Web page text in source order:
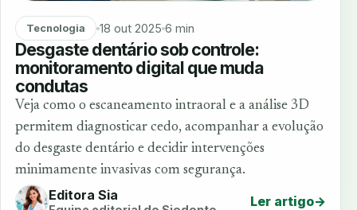
Tecnologia 18 out 2025 6 min
Desgaste dentário sob controle:
monitoramento digital que muda
condutas
Veja como o escaneamento intraoral e a análise 3D
permitem diagnosticar cedo, acompanhar a evolução
do desgaste dentário e decidir intervenções
minimamente invasivas com segurança.
Editora Sia Ler artigo→